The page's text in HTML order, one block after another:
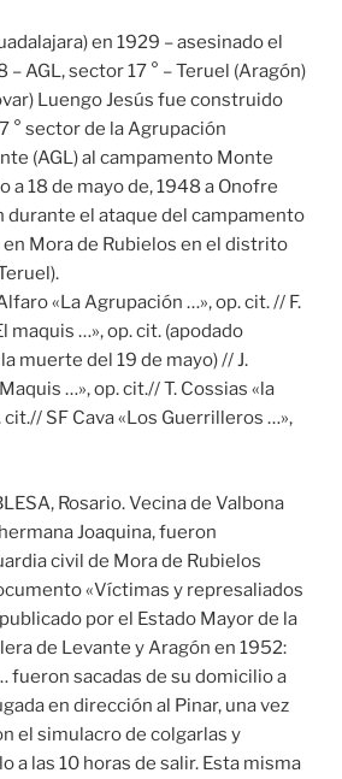
en 1929 – asesinado el
– AGL, sector 17 ° – Teruel (Aragón)
Luengo Jesús fue construido
° sector de la Agrupación
(AGL) al campamento Monte
a 18 de mayo de, 1948 a Onofre
durante el ataque del campamento
Mora de Rubielos en el distrito
«La Agrupación …», op. cit. // F.
maquis …», op. cit. (apodado
muerte del 19 de mayo) // J.
…», op. cit.// T. Cossias «la
cit.// SF Cava «Los Guerrilleros …»,
Rosario. Vecina de Valbona
Joaquina, fueron
civil de Mora de Rubielos
«Víctimas y represaliados
por el Estado Mayor de la
de Levante y Aragón en 1952:
fueron sacadas de su domicilio a
en dirección al Pinar, una vez
el simulacro de colgarlas y
a las 10 horas de salir. Esta misma